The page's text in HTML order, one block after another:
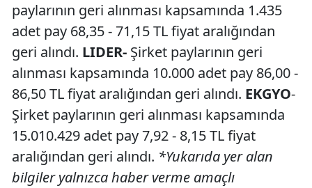
paylarının geri alınması kapsamında 1.435
adet pay 68,35 - 71,15 TL fiyat aralığından
geri alındı. LIDER- Şirket paylarının geri
alınması kapsamında 10.000 adet pay 86,00 -
86,50 TL fiyat aralığından geri alındı. EKGYO-
Şirket paylarının geri alınması kapsamında
15.010.429 adet pay 7,92 - 8,15 TL fiyat
aralığından geri alındı. *Yukarıda yer alan
bilgiler yalnızca haber verme amaçlı